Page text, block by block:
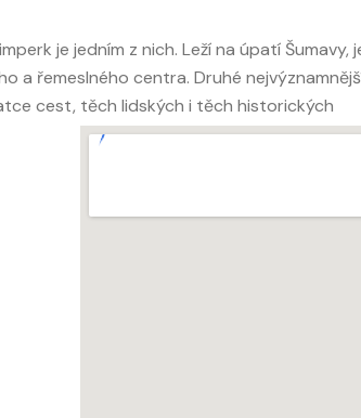
je jedním z nich. Leží na úpatí
řemeslného centra. Druhé
cest, těch lidských i těch historických